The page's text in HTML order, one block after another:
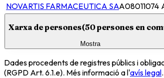
NOVARTIS FARMACEUTICA SAA08011074
Xarxa de persones(50persones en
Mostra
Dades procedents de registres públics i
(RGPD Art. 6.1.e). Més informació a l'avís legal.